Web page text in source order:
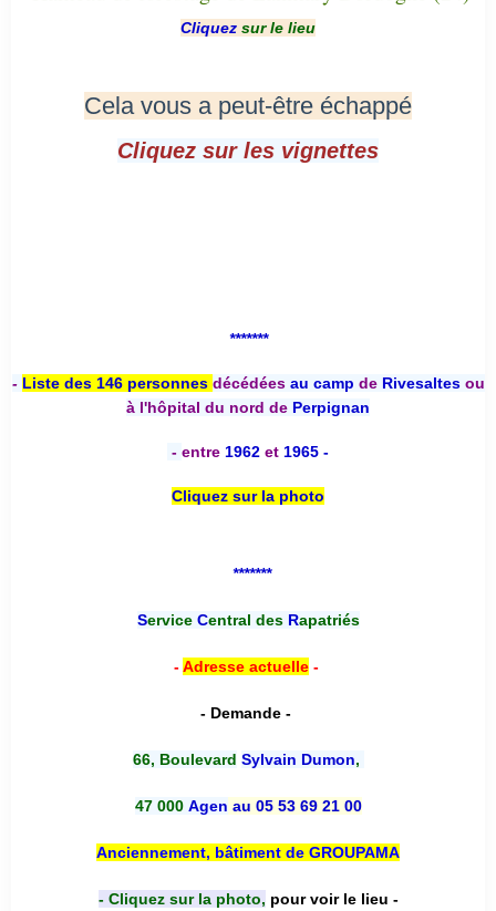
Cliquez sur le lieu
Cela vous a peut-être échappé
Cliquez sur les vignettes
*******
- Liste des 146 personnes décédées au camp deRivesaltesou
à l'hôpital du nord de Perpignan
- entre 1962 et 1965 -
Cliquez sur la photo
*******
Service Central desRapatriés
-Adresse actuelle-
- Demande -
66, Boulevard Sylvain Dumon,
47 000 Agen au 05 53 69 21 00
Anciennement, bâtiment de GROUPAMA
- Cliquez sur la photo, pour voir le lieu -